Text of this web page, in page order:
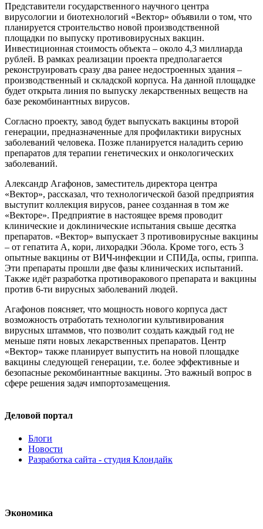
Представители государственного научного центра
вирусологии и биотехнологий «Вектор» объявили о том, что
планируется строительство новой производственной
площадки по выпуску противовирусных вакцин.
Инвестиционная стоимость объекта – около 4,3 миллиарда
рублей. В рамках реализации проекта предполагается
реконструировать сразу два ранее недостроенных здания –
производственный и складской корпуса. На данной площадке
будет открыта линия по выпуску лекарственных веществ на
базе рекомбинантных вирусов.
Согласно проекту, завод будет выпускать вакцины второй
генерации, предназначенные для профилактики вирусных
заболеваний человека. Позже планируется наладить серию
препаратов для терапии генетических и онкологических
заболеваний.
Александр Агафонов, заместитель директора центра
«Вектор», рассказал, что технологической базой предприятия
выступит коллекция вирусов, ранее созданная в том же
«Векторе». Предприятие в настоящее время проводит
клинические и доклинические испытания свыше десятка
препаратов. «Вектор» выпускает 3 противовирусные вакцины
– от гепатита А, кори, лихорадки Эбола. Кроме того, есть 3
опытные вакцины от ВИЧ-инфекции и СПИДа, оспы, гриппа.
Эти препараты прошли две фазы клинических испытаний.
Также идёт разработка противоракового препарата и вакцины
против 6-ти вирусных заболеваний людей.
Агафонов поясняет, что мощность нового корпуса даст
возможность отработать технологии культивирования
вирусных штаммов, что позволит создать каждый год не
меньше пяти новых лекарственных препаратов. Центр
«Вектор» также планирует выпустить на новой площадке
вакцины следующей генерации, т.е. более эффективные и
безопасные рекомбинантные вакцины. Это важный вопрос в
сфере решения задач импортозамещения.
Деловой портал
Блоги
Новости
Разработка сайта - студия Клондайк
Экономика